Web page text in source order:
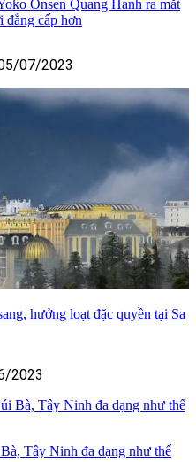
Onsen Quang Hanh ra mắt
đẳng cấp hơn
07/2023
hưởng loạt đặc quyền tại Sa
2023
Tây Ninh đa dạng như thế